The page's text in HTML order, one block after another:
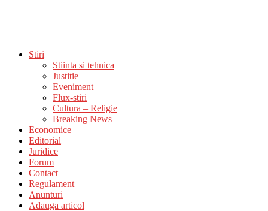
Stiri
Stiinta si tehnica
Justitie
Eveniment
Flux-stiri
Cultura – Religie
Breaking News
Economice
Editorial
Juridice
Forum
Contact
Regulament
Anunturi
Adauga articol